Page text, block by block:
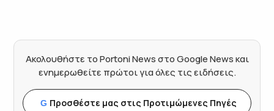
Ακολουθήστε το Portoni News στο Google News και
ενημερωθείτε πρώτοι για όλες τις ειδήσεις.
G Προσθέστε μας στις Προτιμώμενες Πηγές